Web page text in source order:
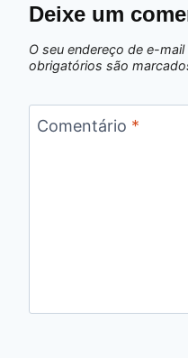
Deixe um
O seu endereço de e-
obrigatórios são
Comentário *